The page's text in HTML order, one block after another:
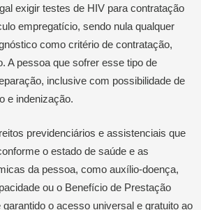
exigir testes de HIV para contratação
empregatício, sendo nula qualquer
como critério de contratação,
A pessoa que sofrer esse tipo de
inclusive com possibilidade de
e indenização.
previdenciários e assistenciais que
o estado de saúde e as
da pessoa, como auxílio-doença,
ou o Benefício de Prestação
o acesso universal e gratuito ao